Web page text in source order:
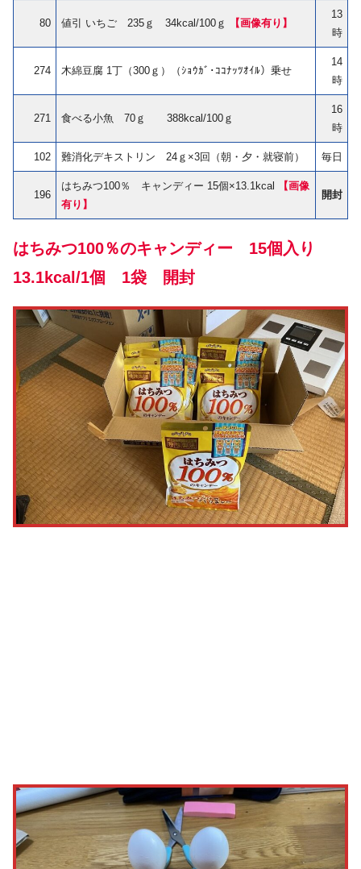
80 値引 いちご 235ｇ 34kcal/100ｇ 【画像有り】
13
時
274 木綿豆腐 1丁（300ｇ）（ｼｮｳｶﾞ･ｺｺﾅｯﾂｵｲﾙ）乗せ
14
時
271 食べる小魚 70ｇ 388kcal/100ｇ
16
時
102 難消化デキストリン 24ｇ×3回（朝・夕・就寝前） 毎日
196
はちみつ100％ キャンディー 15個×13.1kcal
【画像
有り】
開封
はちみつ100％のキャンディー 15個入り
13.1kcal/1個 1袋 開封